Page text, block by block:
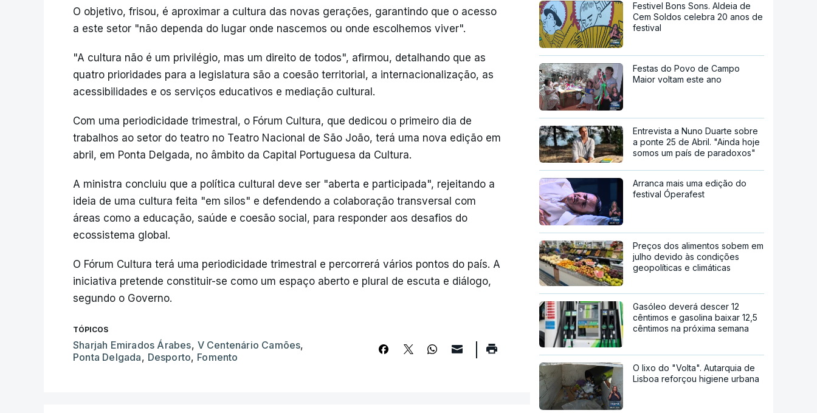
O objetivo, frisou, é aproximar a cultura das novas gerações, garantindo que o acesso
a este setor "não dependa do lugar onde nascemos ou onde escolhemos viver".
"A cultura não é um privilégio, mas um direito de todos", afirmou, detalhando que as
quatro prioridades para a legislatura são a coesão territorial, a internacionalização, as
acessibilidades e os serviços educativos e mediação cultural.
Com uma periodicidade trimestral, o Fórum Cultura, que dedicou o primeiro dia de
trabalhos ao setor do teatro no Teatro Nacional de São João, terá uma nova edição em
abril, em Ponta Delgada, no âmbito da Capital Portuguesa da Cultura.
A ministra concluiu que a política cultural deve ser "aberta e participada", rejeitando a
ideia de uma cultura feita "em silos" e defendendo a colaboração transversal com
áreas como a educação, saúde e coesão social, para responder aos desafios do
ecossistema global.
O Fórum Cultura terá uma periodicidade trimestral e percorrerá vários pontos do país. A
iniciativa pretende constituir-se como um espaço aberto e plural de escuta e diálogo,
segundo o Governo.
TÓPICOS
Sharjah Emirados Árabes, V Centenário Camões,
Ponta Delgada, Desporto, Fomento
Festivel Bons Sons. Aldeia de
Cem Soldos celebra 20 anos de
festival
Festas do Povo de Campo
Maior voltam este ano
Entrevista a Nuno Duarte sobre
a ponte 25 de Abril. "Ainda hoje
somos um país de paradoxos"
Arranca mais uma edição do
festival Óperafest
Preços dos alimentos sobem em
julho devido às condições
geopolíticas e climáticas
Gasóleo deverá descer 12
cêntimos e gasolina baixar 12,5
cêntimos na próxima semana
O lixo do "Volta". Autarquia de
Lisboa reforçou higiene urbana